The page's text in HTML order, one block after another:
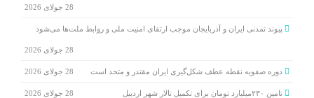
28 جولای 2026
پیوند تمدنی ایران و آذربایجان موجب ارتقای امنیت ملی و روابط ملت‌ها می‌شود
28 جولای 2026
دوره صفویه نقطه عطف شکل‌گیری ایران مقتدر و متحد است 28 جولای 2026
تامین ۲۳۰میلیارد تومان برای تکمیل تالار شهر اردبیل 28 جولای 2026